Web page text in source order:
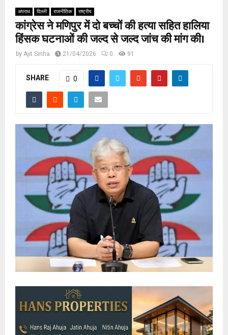
अपराध दिल्ली राजनीतिक राष्ट्रीय
कांग्रेस ने मणिपुर में दो बच्चों की हत्या सहित हालिया
हिंसक घटनाओं की जल्द से जल्द जांच की मांग की।
by Ajit Sinha 21/04/2026 0 91
SHARE 0